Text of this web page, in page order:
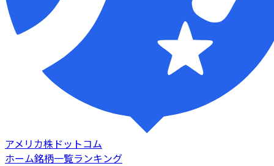
アメリカ株ドットコム
ホーム銘柄一覧ランキング